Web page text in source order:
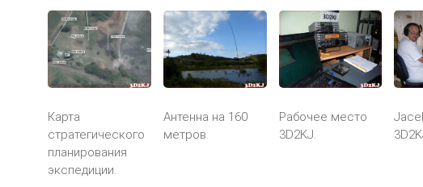
Карта
стратегического
планирования
экспедиции.
Антенна на 160
метров.
Рабочее место
3D2KJ.